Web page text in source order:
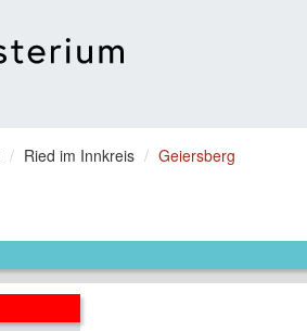
Ried im Innkreis Geiersberg